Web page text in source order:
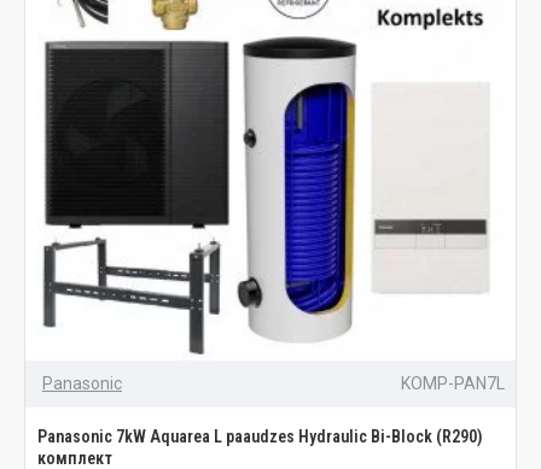
Panasonic KOMP-PAN7L
Panasonic 7kW Aquarea L paaudzes Hydraulic Bi-Block (R290)
комплект